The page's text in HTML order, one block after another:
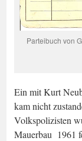
Parteibuch von
Ein mit Kurt
kam nicht
Volkspolizisten
Mauerbau 1961